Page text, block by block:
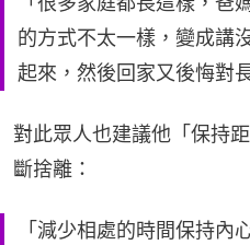
的方式不太一樣，變成講
起來，然後回家又後悔對
對此眾人也建議他「保持
斷捨離：
「減少相處的時間保持內